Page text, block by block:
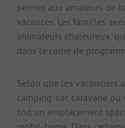
permet aux amateurs de
vacances. Les familles
animateurs chaleureux,
dans le cadre de
Selon que les vacanciers
camping-car, caravane
soit un emplacement